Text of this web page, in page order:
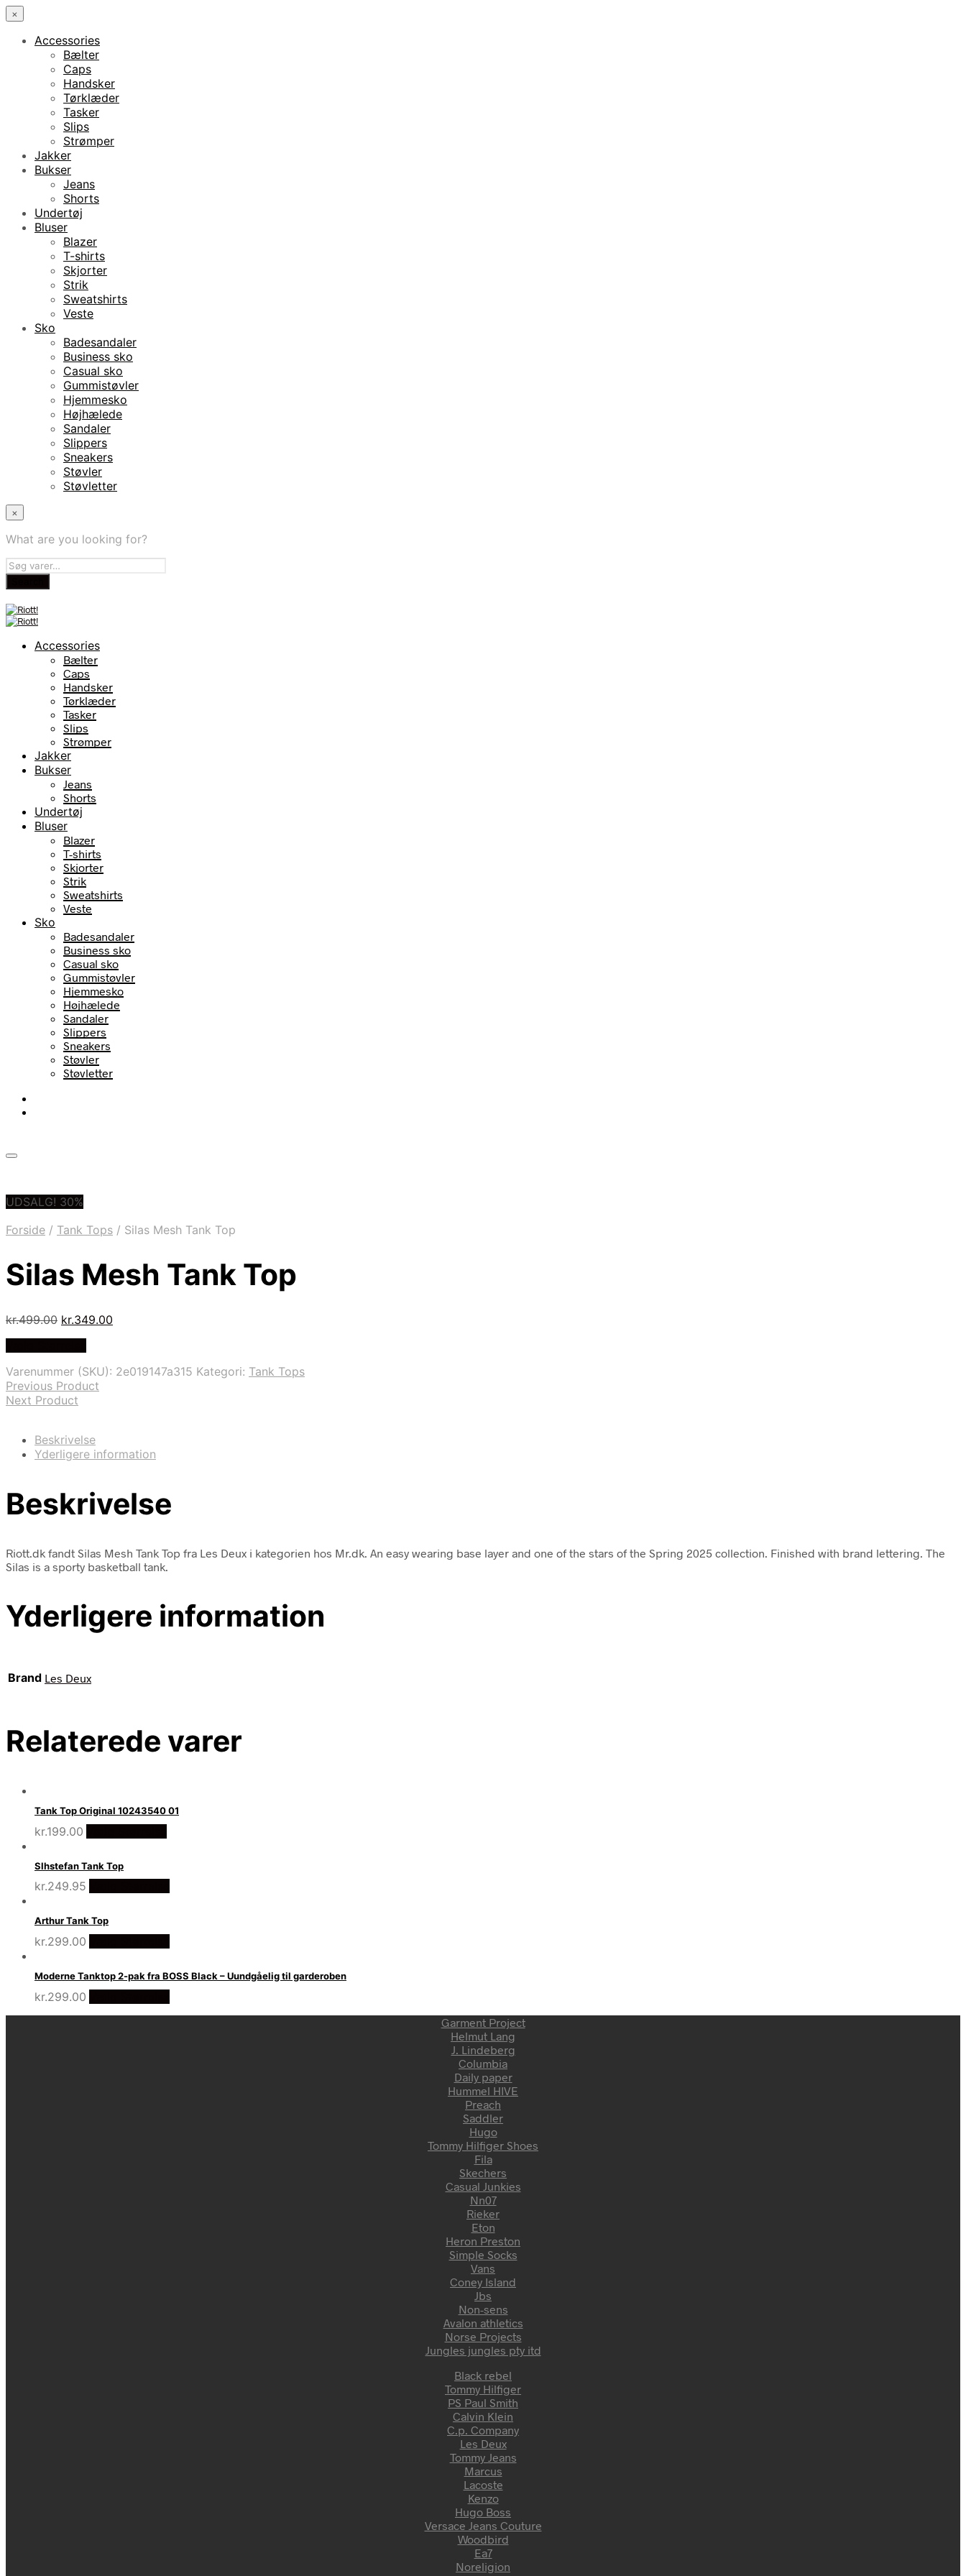
×
Accessories
Bælter
Caps
Handsker
Tørklæder
Tasker
Slips
Strømper
Jakker
Bukser
Jeans
Shorts
Undertøj
Bluser
Blazer
T-shirts
Skjorter
Strik
Sweatshirts
Veste
Sko
Badesandaler
Business sko
Casual sko
Gummistøvler
Hjemmesko
Højhælede
Sandaler
Slippers
Sneakers
Støvler
Støvletter
×
What are you looking for?
Accessories
Bælter
Caps
Handsker
Tørklæder
Tasker
Slips
Strømper
Jakker
Bukser
Jeans
Shorts
Undertøj
Bluser
Blazer
T-shirts
Skjorter
Strik
Sweatshirts
Veste
Sko
Badesandaler
Business sko
Casual sko
Gummistøvler
Hjemmesko
Højhælede
Sandaler
Slippers
Sneakers
Støvler
Støvletter
UDSALG! 30%
Forside / Tank Tops / Silas Mesh Tank Top
Silas Mesh Tank Top
kr.499.00 Den
kr.499.00.
kr.349.00
kr.349.00.
Varenummer (SKU): 2e019147a315 Kategori: Tank Tops
Previous Product
Next Product
Beskrivelse
Yderligere information
Beskrivelse
Riott.dk fandt Silas Mesh Tank Top fra Les Deux i kategorien hos Mr.dk. An easy wearing base layer and one of the stars of the Spring 2025 collection. Finished with brand lettering. The
Silas is a sporty basketball tank.
Yderligere information
Brand Les Deux
Relaterede varer
Tank Top Original 10243540 01
kr.199.00
Slhstefan Tank Top
kr.249.95
Arthur Tank Top
kr.299.00
Moderne Tanktop 2-pak fra BOSS Black – Uundgåelig til garderoben
kr.299.00
Garment Project
Helmut Lang
J. Lindeberg
Columbia
Daily paper
Hummel HIVE
Preach
Saddler
Hugo
Tommy Hilfiger Shoes
Fila
Skechers
Casual Junkies
Nn07
Rieker
Eton
Heron Preston
Simple Socks
Vans
Coney Island
Jbs
Non-sens
Avalon athletics
Norse Projects
Jungles jungles pty itd
Black rebel
Tommy Hilfiger
PS Paul Smith
Calvin Klein
C.p. Company
Les Deux
Tommy Jeans
Marcus
Lacoste
Kenzo
Hugo Boss
Versace Jeans Couture
Woodbird
Ea7
Noreligion